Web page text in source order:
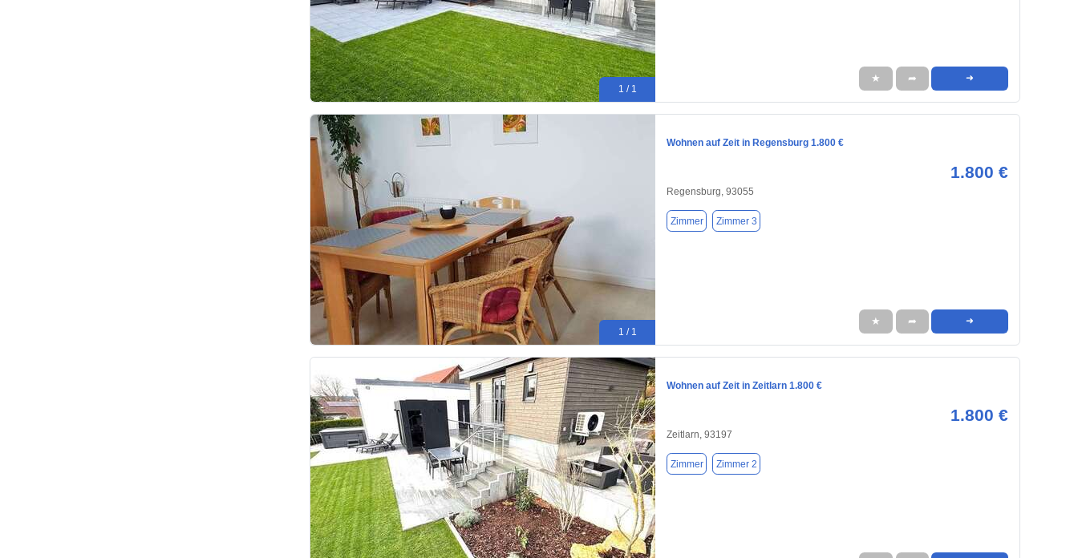
1 / 1
★ ➦ ➜
1 / 1
Wohnen auf Zeit in Regensburg 1.800 €
1.800 €
Regensburg, 93055
Zimmer Zimmer 3
★ ➦ ➜
Wohnen auf Zeit in Zeitlarn 1.800 €
1.800 €
Zeitlarn, 93197
Zimmer Zimmer 2